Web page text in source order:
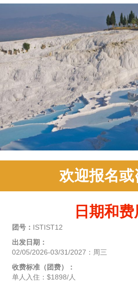
欢迎报名或
日期和费
团号： ISTIST12
出发日期：
02/05/2026-03/31/2027：周三
收费标准（团费）：
单人入住：$1898/人